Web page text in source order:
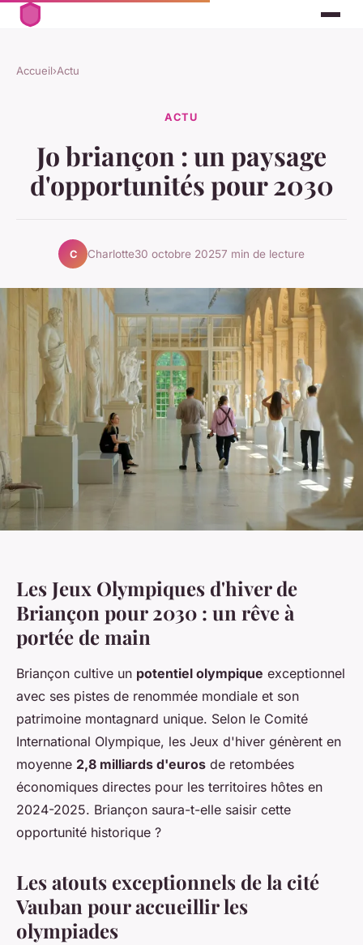
Accueil›Actu
ACTU
Jo briançon : un paysage
d'opportunités pour 2030
C Charlotte30 octobre 20257 min de lecture
Les Jeux Olympiques d'hiver de
Briançon pour 2030 : un rêve à
portée de main
Briançon cultive un potentiel olympique exceptionnel
avec ses pistes de renommée mondiale et son
patrimoine montagnard unique. Selon le Comité
International Olympique, les Jeux d'hiver génèrent en
moyenne 2,8 milliards d'euros de retombées
économiques directes pour les territoires hôtes en
2024-2025. Briançon saura-t-elle saisir cette
opportunité historique ?
Les atouts exceptionnels de la cité
Vauban pour accueillir les
olympiades